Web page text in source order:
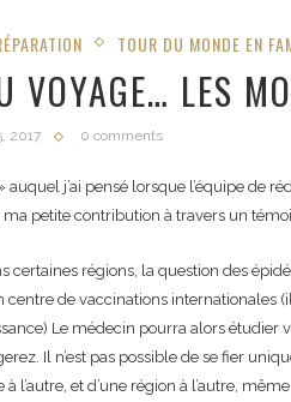
TOUR DU MONDE EN
VOYAGE… LES
2017 0 comments
j’ai pensé lorsque l’équipe de
petite contribution à travers un
certaines régions, la question des
de vaccinations internationales
Le médecin pourra alors
Il n’est pas possible de se fier
l’autre, et d’une région à l’autre,